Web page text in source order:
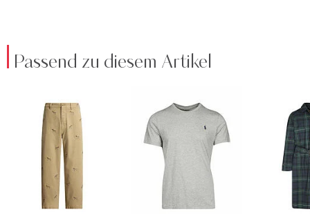
Passend zu diesem Artikel